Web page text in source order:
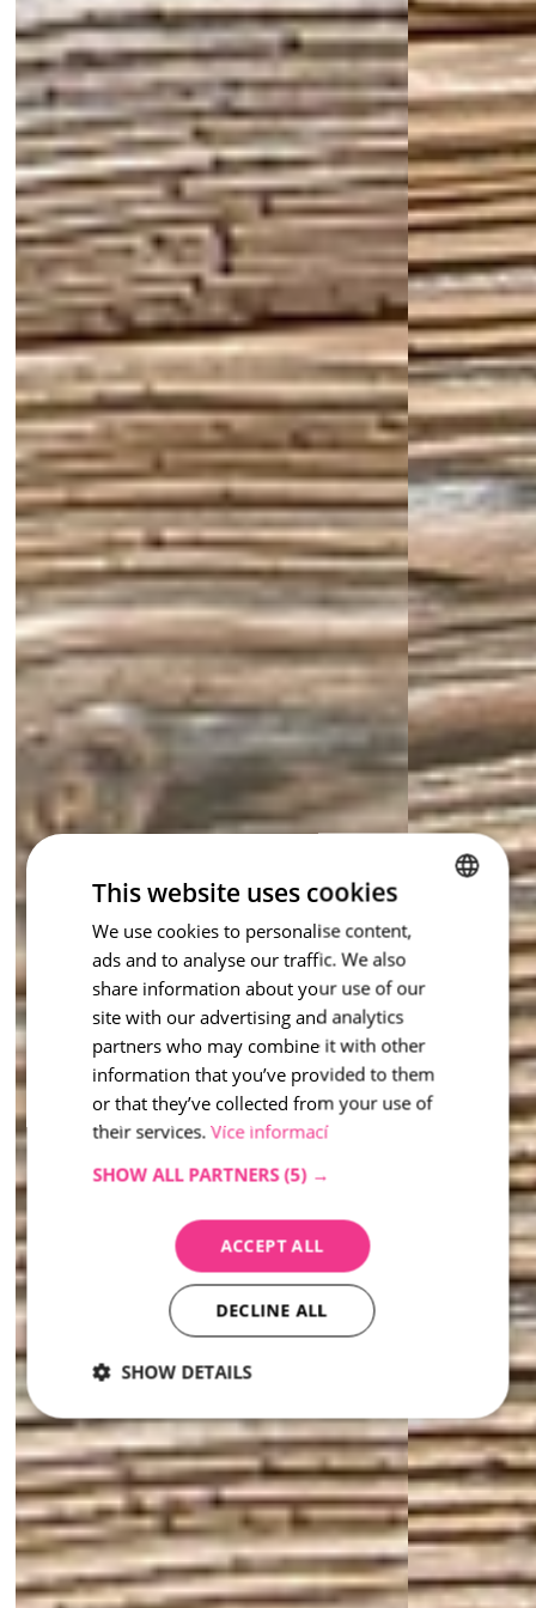
CZECH
This website uses cookies
We use cookies to personalise content,
ads and to analyse our traffic. We also
share information about your use of our
site with our advertising and analytics
partners who may combine it with other
information that you’ve provided to them
or that they’ve collected from your use of
their services. Více informací
SHOW ALL PARTNERS (5) →
ACCEPT ALL
DECLINE ALL
SHOW DETAILS
Strictly
necessary
Performance Targeting